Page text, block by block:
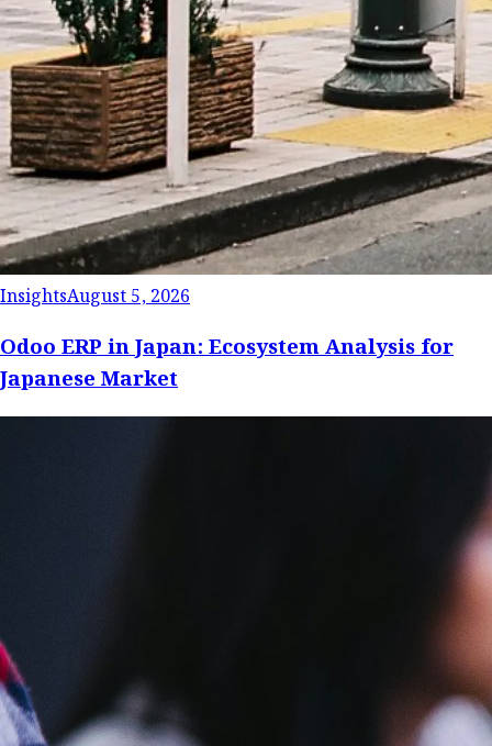
InsightsAugust 5, 2026
Odoo ERP in Japan: Ecosystem Analysis for
Japanese Market